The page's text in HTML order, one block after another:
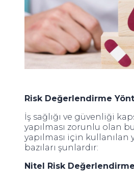
Risk Değerlendirme
İş sağlığı ve güvenliği
yapılması zorunlu olan
yapılması için
bazıları şunlardır:
Nitel Risk